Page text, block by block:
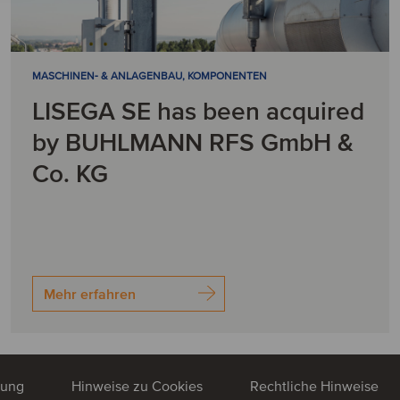
MASCHINEN- & ANLAGENBAU, KOMPONENTEN
LISEGA SE has been acquired
by BUHLMANN RFS GmbH &
Co. KG
Mehr erfahren
Hinweise zu Cookies Rechtliche Hinweise